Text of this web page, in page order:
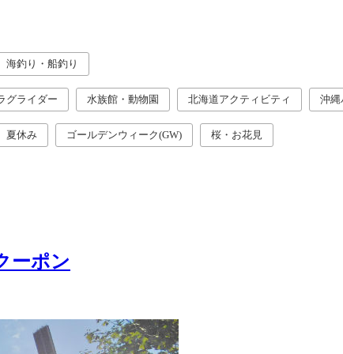
海釣り・船釣り
グライダー 水族館・動物園 北海道アクティビティ 沖縄
夏休み ゴールデンウィーク(GW) 桜・お花見
ーポン